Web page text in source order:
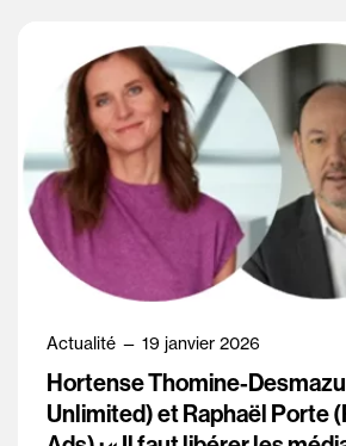
Actualité — 19 janvier 2026
Hortense Thomine-
Unlimited) et Raphaël Porte